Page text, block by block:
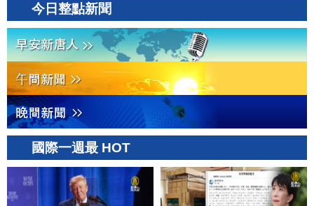
今日整點新聞
國際一週最 HOT